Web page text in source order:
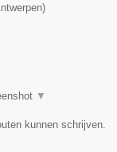
)
▼
kunnen schrijven.